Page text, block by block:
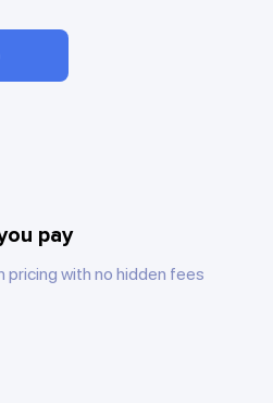
pay
with no hidden fees